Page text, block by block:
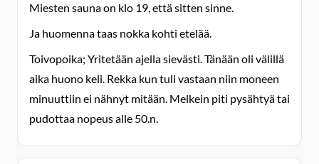
Miesten sauna on klo 19, että sitten sinne.
Ja huomenna taas nokka kohti etelää.
Toivopoika; Yritetään ajella sievästi. Tänään oli välillä
aika huono keli. Rekka kun tuli vastaan niin moneen
minuuttiin ei nähnyt mitään. Melkein piti pysähtyä tai
pudottaa nopeus alle 50.n.